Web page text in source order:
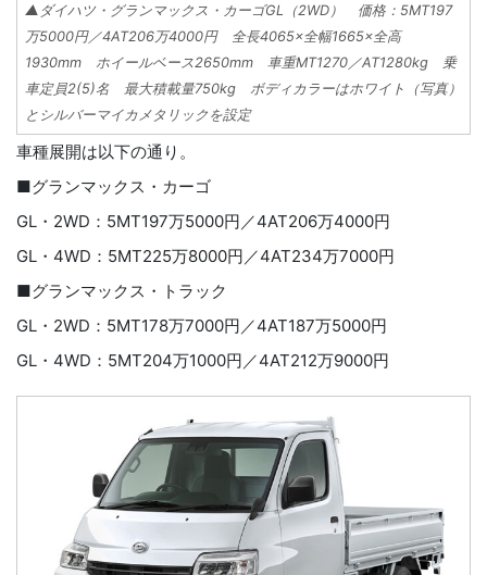
▲ダイハツ・グランマックス・カーゴGL（2WD） 価格：5MT197
万5000円／4AT206万4000円 全長4065×全幅1665×全高
1930mm ホイールベース2650mm 車重MT1270／AT1280kg 乗
車定員2(5)名 最大積載量750kg ボディカラーはホワイト（写真）
とシルバーマイカメタリックを設定
車種展開は以下の通り。
■グランマックス・カーゴ
GL・2WD：5MT197万5000円／4AT206万4000円
GL・4WD：5MT225万8000円／4AT234万7000円
■グランマックス・トラック
GL・2WD：5MT178万7000円／4AT187万5000円
GL・4WD：5MT204万1000円／4AT212万9000円